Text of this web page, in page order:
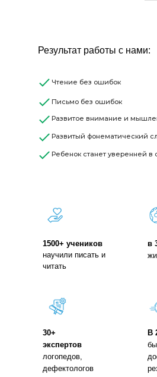
30+
экспертов
логопедов,
дефектологов
в
В
1500+ учеников
научили писать и
читать
Результат работы с нами:
Чтение без ошибок
Письмо без ошибок
Развитое внимание и
Развитый фонематический
Ребенок станет уверенней в